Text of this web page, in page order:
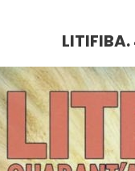
LITIFIBA.